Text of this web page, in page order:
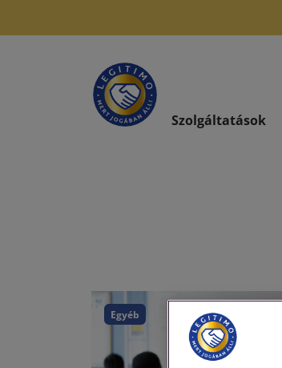
Szolgáltatások
Egyéb